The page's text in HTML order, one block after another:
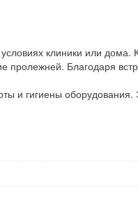
клиники или
Благодаря
гигиены